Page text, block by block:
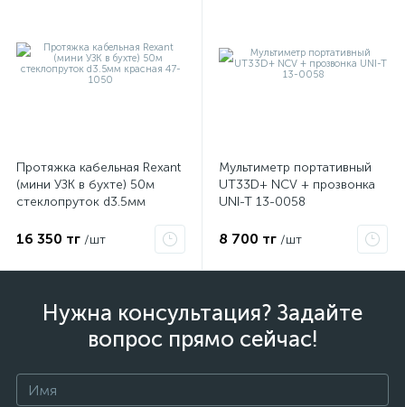
Протяжка кабельная Rexant
(мини УЗК в бухте) 50м
стеклопруток d3.5мм
16 350 тг /шт
Мультиметр портативный
UT33D+ NCV + прозвонка
UNI-T 13-0058
8 700 тг /шт
Нужна консультация? Задайте
вопрос прямо сейчас!